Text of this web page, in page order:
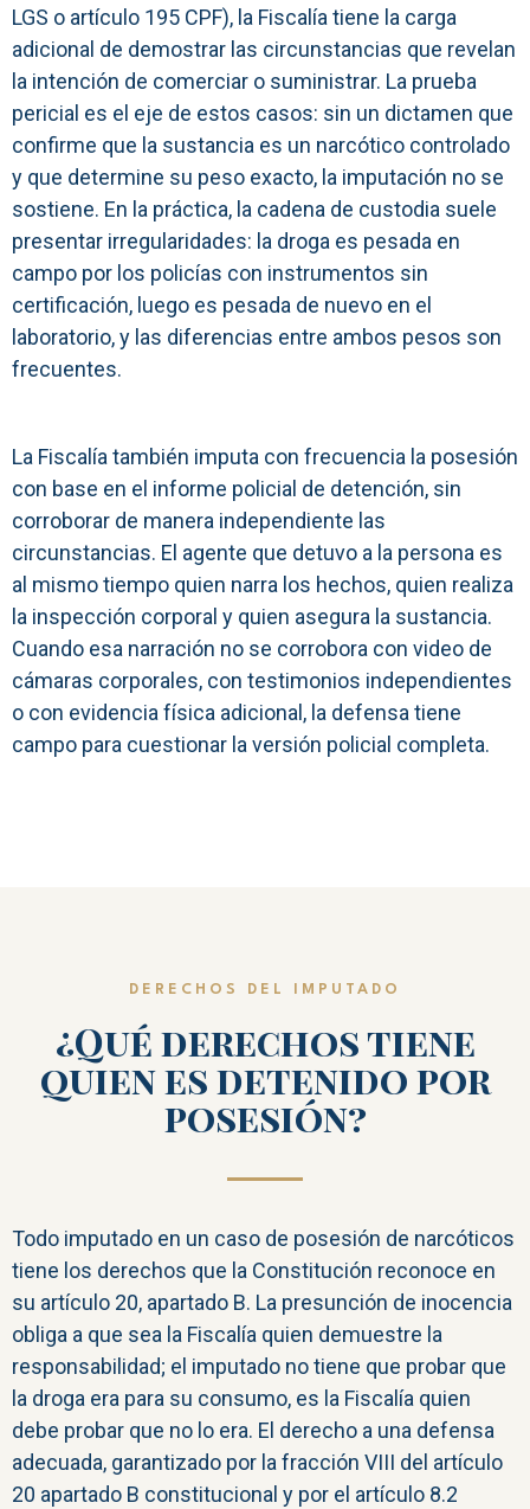
LGS o artículo 195 CPF), la Fiscalía tiene la carga
adicional de demostrar las circunstancias que revelan
la intención de comerciar o suministrar. La prueba
pericial es el eje de estos casos: sin un dictamen que
confirme que la sustancia es un narcótico controlado
y que determine su peso exacto, la imputación no se
sostiene. En la práctica, la cadena de custodia suele
presentar irregularidades: la droga es pesada en
campo por los policías con instrumentos sin
certificación, luego es pesada de nuevo en el
laboratorio, y las diferencias entre ambos pesos son
frecuentes.
La Fiscalía también imputa con frecuencia la posesión
con base en el informe policial de detención, sin
corroborar de manera independiente las
circunstancias. El agente que detuvo a la persona es
al mismo tiempo quien narra los hechos, quien realiza
la inspección corporal y quien asegura la sustancia.
Cuando esa narración no se corrobora con video de
cámaras corporales, con testimonios independientes
o con evidencia física adicional, la defensa tiene
campo para cuestionar la versión policial completa.
DERECHOS DEL IMPUTADO
¿Qué derechos tiene
quien es detenido por
posesión?
Todo imputado en un caso de posesión de narcóticos
tiene los derechos que la Constitución reconoce en
su artículo 20, apartado B. La presunción de inocencia
obliga a que sea la Fiscalía quien demuestre la
responsabilidad; el imputado no tiene que probar que
la droga era para su consumo, es la Fiscalía quien
debe probar que no lo era. El derecho a una defensa
adecuada, garantizado por la fracción VIII del artículo
20 apartado B constitucional y por el artículo 8.2